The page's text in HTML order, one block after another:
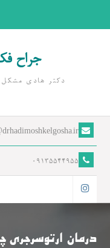
جراح
دکتر هادی
09135544955
درمان